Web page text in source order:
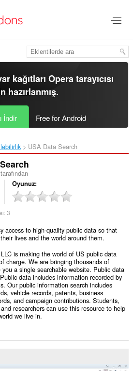
kağıtlarıOpera tarayıcısı
hazırlanmış.
İndir Free for Android
USA Data Search‎
Oyunuz
3
access to high-quality public data so that
lives and the world around them.
is making the world of US public data
charge. We are bringing thousands of
a single searchable website. Public data
data includes information recorded by
Our public information search includes
vehicle records, patents, business
and campaign contributions. Students,
researchers can use this resource to help
we live in.